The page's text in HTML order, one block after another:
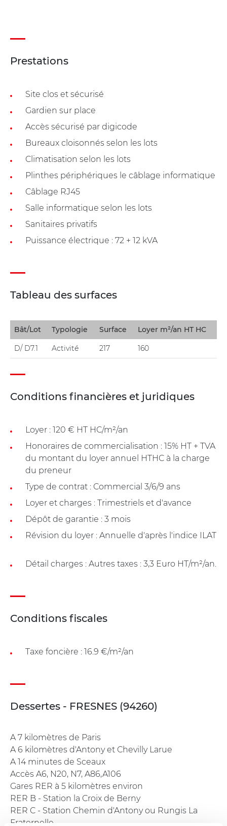
Prestations
Site clos et sécurisé
Gardien sur place
Accès sécurisé par digicode
Bureaux cloisonnés selon les lots
Climatisation selon les lots
Plinthes périphériques le câblage informatique
Câblage RJ45
Salle informatique selon les lots
Sanitaires privatifs
Puissance électrique : 72 + 12 kVA
Tableau des surfaces
Bât/Lot Typologie Surface Loyer m²/an HT HC
D/ D7.1 Activité 217 160
Conditions financières et juridiques
Loyer : 120 € HT HC/m²/an
Honoraires de commercialisation : 15% HT + TVA
du montant du loyer annuel HTHC à la charge
du preneur
Type de contrat : Commercial 3/6/9 ans
Loyer et charges : Trimestriels et d'avance
Dépôt de garantie : 3 mois
Révision du loyer : Annuelle d'après l'indice ILAT
Détail charges : Autres taxes : 3,3 Euro HT/m²/an.
Conditions fiscales
Taxe foncière : 16.9 €/m²/an
Dessertes - FRESNES (94260)
A 7 kilomètres de Paris
A 6 kilomètres d'Antony et Chevilly Larue
A 14 minutes de Sceaux
Accès A6, N20, N7, A86,A106
Gares RER à 5 kilomètres environ
RER B - Station la Croix de Berny
RER C - Station Chemin d'Antony ou Rungis La
Fraternelle